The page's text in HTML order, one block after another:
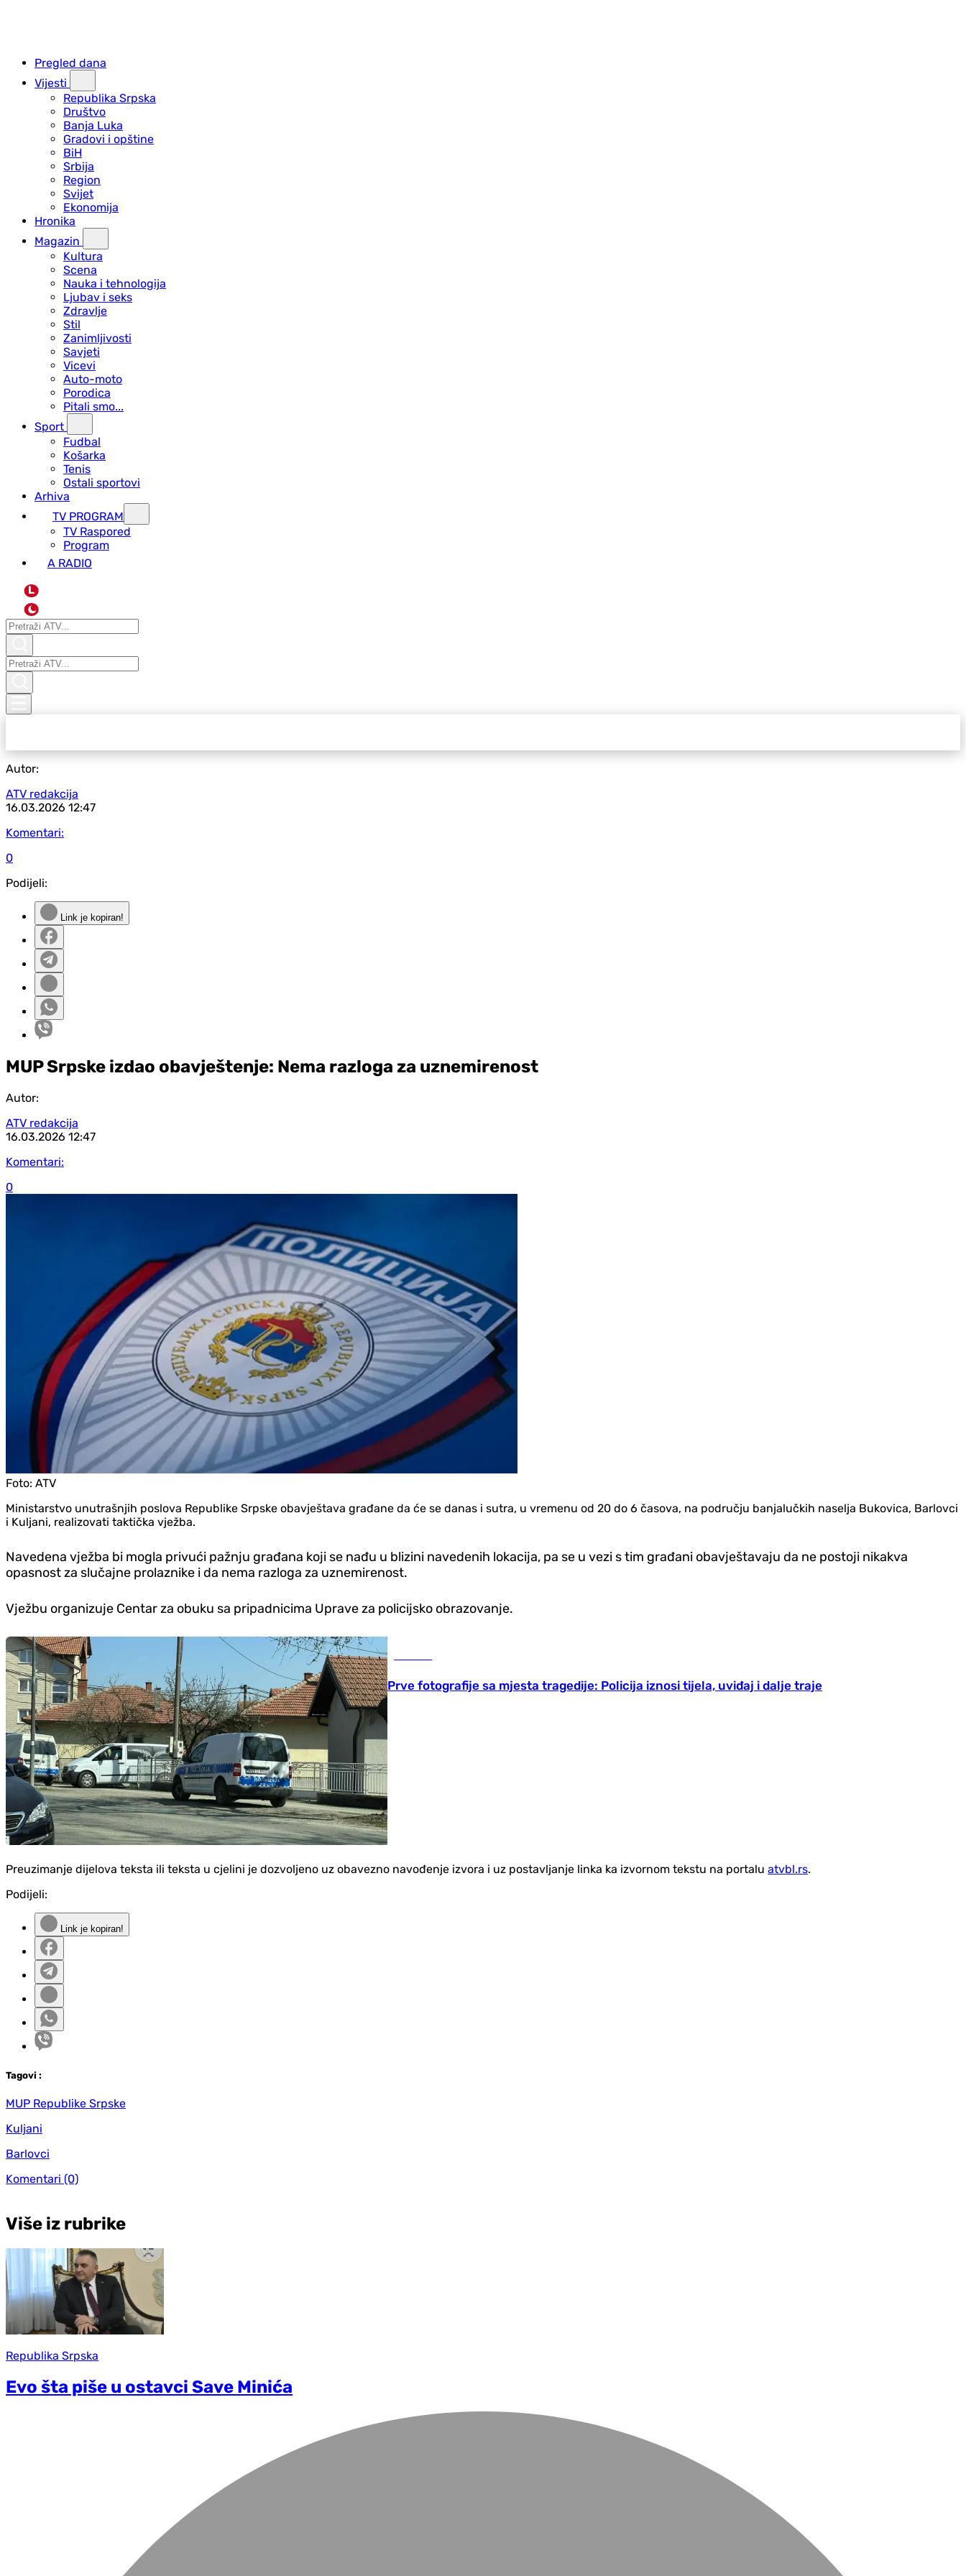
Pregled dana
Vijesti
Republika Srpska
Društvo
Banja Luka
Gradovi i opštine
BiH
Srbija
Region
Svijet
Ekonomija
Hronika
Magazin
Kultura
Scena
Nauka i tehnologija
Ljubav i seks
Zdravlje
Stil
Zanimljivosti
Savjeti
Vicevi
Auto-moto
Porodica
Pitali smo...
Sport
Fudbal
Košarka
Tenis
Ostali sportovi
Arhiva
TV PROGRAM
ТV Raspored
Program
A RADIO
L
Autor:
ATV redakcija
16.03.2026 12:47
Komentari:
0
Podijeli:
Link je kopiran!
MUP Srpske izdao obavještenje: Nema razloga za uznemirenost
Autor:
ATV redakcija
16.03.2026 12:47
Komentari:
0
Foto: ATV
Ministarstvo unutrašnjih poslova Republike Srpske obavještava građane da će se danas i sutra, u vremenu od 20 do 6 časova, na području banjalučkih naselja Bukovica, Barlovci
i Kuljani, realizovati taktička vježba.
Navedena vježba bi mogla privući pažnju građana koji se nađu u blizini navedenih lokacija, pa se u vezi s tim građani obavještavaju da ne postoji nikakva
opasnost za slučajne prolaznike i da nema razloga za uznemirenost.
Vježbu organizuje Centar za obuku sa pripadnicima Uprave za policijsko obrazovanje.
Prve fotografije sa mjesta tragedije: Policija iznosi tijela, uviđaj i dalje traje
Preuzimanje dijelova teksta ili teksta u cjelini je dozvoljeno uz obavezno navođenje izvora i uz postavljanje linka ka izvornom tekstu na portalu atvbl.rs.
Podijeli:
Link je kopiran!
Tagovi :
MUP Republike Srpske
Kuljani
Barlovci
Komentari (0)
Više iz rubrike
Republika Srpska
Evo šta piše u ostavci Save Minića